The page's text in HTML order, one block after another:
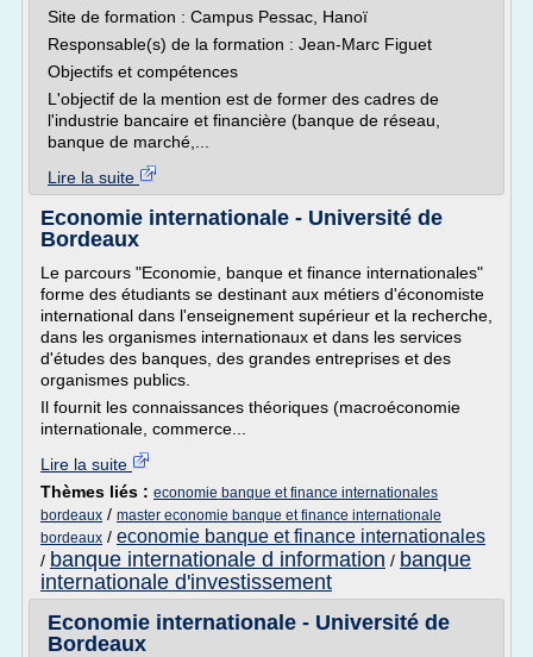
Site de formation : Campus Pessac, Hanoï
Responsable(s) de la formation : Jean-Marc Figuet
Objectifs et compétences
L'objectif de la mention est de former des cadres de
l'industrie bancaire et financière (banque de réseau,
banque de marché,...
Lire la suite
Economie internationale - Université de
Bordeaux
Le parcours "Economie, banque et finance internationales"
forme des étudiants se destinant aux métiers d'économiste
international dans l'enseignement supérieur et la recherche,
dans les organismes internationaux et dans les services
d'études des banques, des grandes entreprises et des
organismes publics.
Il fournit les connaissances théoriques (macroéconomie
internationale, commerce...
Lire la suite
Thèmes liés : economie banque et finance internationales
bordeaux / master economie banque et finance internationale
bordeaux / economie banque et finance internationales
/ banque internationale d information / banque
internationale d'investissement
Economie internationale - Université de
Bordeaux